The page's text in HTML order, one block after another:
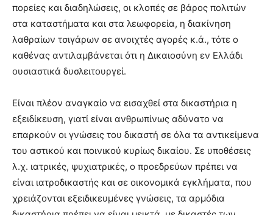
πορείες και διαδηλώσεις, οι κλοπές σε βάρος πολιτών
στα καταστήματα και στα λεωφορεία, η διακίνηση
λαθραίων τσιγάρων σε ανοιχτές αγορές κ.ά., τότε ο
καθένας αντιλαμβάνεται ότι η Δικαιοσύνη εν Ελλάδι
ουσιαστικά δυσλειτουργεί.
Είναι πλέον αναγκαίο να εισαχθεί στα δικαστήρια η
εξειδίκευση, γιατί είναι ανθρωπίνως αδύνατο να
επαρκούν οι γνώσεις του δικαστή σε όλα τα αντικείμενα
του αστικού και ποινικού κυρίως δικαίου. Σε υποθέσεις
λ.χ. ιατρικές, ψυχιατρικές, ο προεδρεύων πρέπει να
είναι ιατροδικαστής και σε οικονομικά εγκλήματα, που
χρειάζονται εξειδικευμένες γνώσεις, τα αρμόδια